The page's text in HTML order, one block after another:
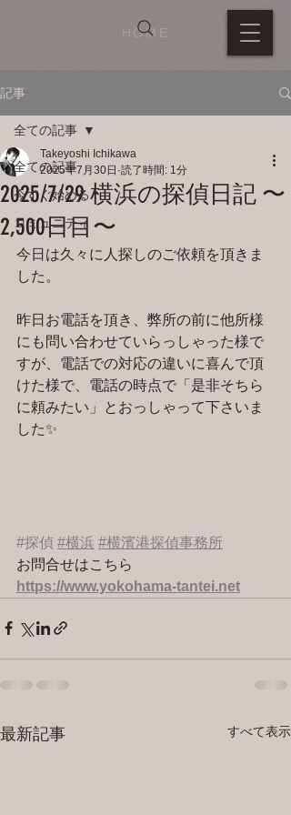
HOME
記事
全ての記事
今すぐ始める
コミュニティ
全ての記事
2025/7/29 横浜の探偵日記 〜
2,500日目〜
Takeyoshi Ichikawa
2025年7月30日 読了時間: 1分
今日は久々に人探しのご依頼を頂きま
した。
昨日お電話を頂き、弊所の前に他所様
にも問い合わせていらっしゃった様で
すが、電話での対応の違いに喜んで頂
けた様で、電話の時点で「是非そちら
に頼みたい」とおっしゃって下さいま
した✨
#探偵 #横浜 #横濱港探偵事務所
お問合せはこちら
https://www.yokohama-tantei.net
最新記事 すべて表示